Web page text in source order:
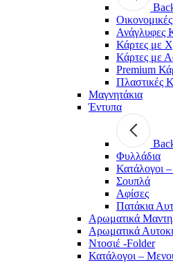
Ανάγλυφες
Κάρτες με
Κάρτες με
Premium
Πλαστικές
Μαγνητάκια
Έντυπα
Φυλλάδια
Κατάλογοι
Σουπλά
Αφίσες
Πατάκια
Αρωματικά
Αρωματικά
Ντοσιέ -Folder
Κατάλογοι –